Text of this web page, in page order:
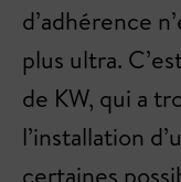
d’adhérence
plus ultra.
de KW, qui a
l’installation
certaines